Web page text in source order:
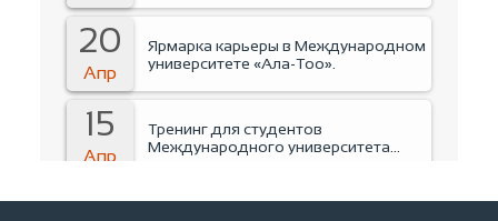
20
Апр
Ярмарка карьеры в Международном
университете «Ала-Тоо».
15
Апр
Тренинг для студентов
Международного университета
14